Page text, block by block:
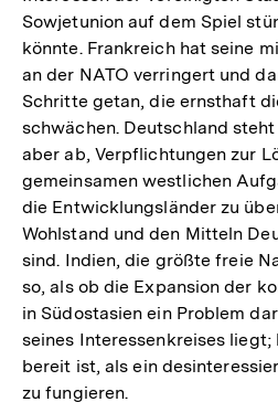
Sowjetunion auf dem Spiel
könnte. Frankreich hat seine
an der NATO verringert und
Schritte getan, die ernsthaft
schwächen. Deutschland
aber ab, Verpflichtungen zur
gemeinsamen westlichen
die Entwicklungsländer zu
Wohlstand und den Mitteln
sind. Indien, die größte freie
so, als ob die Expansion der
in Südostasien ein Problem
seines Interessenkreises liegt;
bereit ist, als ein
zu fungieren.